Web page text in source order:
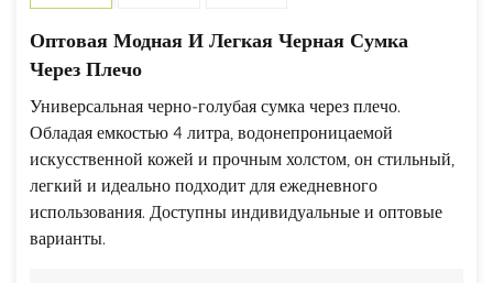
Оптовая Модная И Легкая Черная Сумка
Через Плечо
Универсальная черно-голубая сумка через плечо.
Обладая емкостью 4 литра, водонепроницаемой
искусственной кожей и прочным холстом, он стильный,
легкий и идеально подходит для ежедневного
использования. Доступны индивидуальные и оптовые
варианты.